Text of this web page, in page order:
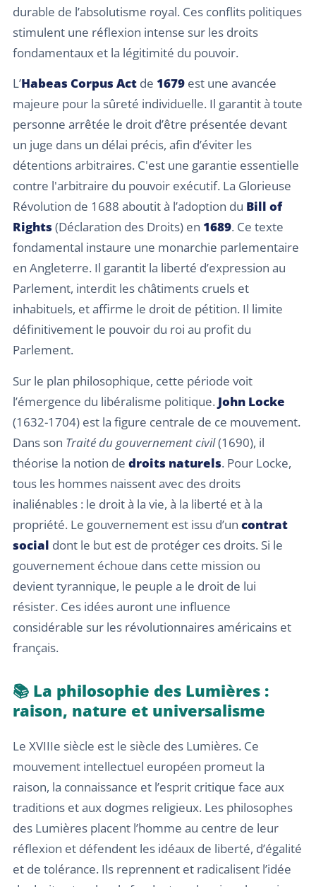
durable de l’absolutisme royal. Ces conflits politiques
stimulent une réflexion intense sur les droits
fondamentaux et la légitimité du pouvoir.
L’Habeas Corpus Act de 1679 est une avancée
majeure pour la sûreté individuelle. Il garantit à toute
personne arrêtée le droit d’être présentée devant
un juge dans un délai précis, afin d’éviter les
détentions arbitraires. C'est une garantie essentielle
contre l'arbitraire du pouvoir exécutif. La Glorieuse
Révolution de 1688 aboutit à l’adoption du Bill of
Rights (Déclaration des Droits) en 1689. Ce texte
fondamental instaure une monarchie parlementaire
en Angleterre. Il garantit la liberté d’expression au
Parlement, interdit les châtiments cruels et
inhabituels, et affirme le droit de pétition. Il limite
définitivement le pouvoir du roi au profit du
Parlement.
Sur le plan philosophique, cette période voit
l’émergence du libéralisme politique. John Locke
(1632-1704) est la figure centrale de ce mouvement.
Dans son Traité du gouvernement civil(1690), il
théorise la notion de droits naturels. Pour Locke,
tous les hommes naissent avec des droits
inaliénables : le droit à la vie, à la liberté et à la
propriété. Le gouvernement est issu d’un contrat
social dont le but est de protéger ces droits. Si le
gouvernement échoue dans cette mission ou
devient tyrannique, le peuple a le droit de lui
résister. Ces idées auront une influence
considérable sur les révolutionnaires américains et
français.
📚 La philosophie des Lumières :
raison, nature et universalisme
Le XVIIIe siècle est le siècle des Lumières. Ce
mouvement intellectuel européen promeut la
raison, la connaissance et l’esprit critique face aux
traditions et aux dogmes religieux. Les philosophes
des Lumières placent l’homme au centre de leur
réflexion et défendent les idéaux de liberté, d’égalité
et de tolérance. Ils reprennent et radicalisent l’idée